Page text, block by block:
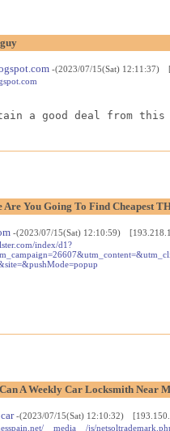
-(2023/07/15(Sat) 12:11:37)
a good deal from this
Are You Going To Find Cheapest
-(2023/07/15(Sat) 12:10:59)
index/d1?
A Weekly Car Locksmith Near
-(2023/07/15(Sat) 12:10:32)
__media__/js/